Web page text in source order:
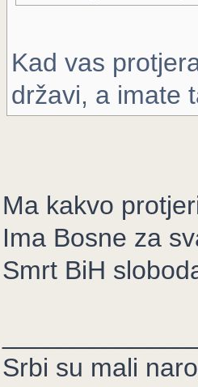
Kad vas
državi, a imate
Ma kakvo
Ima Bosne za
Smrt BiH
Srbi su mali